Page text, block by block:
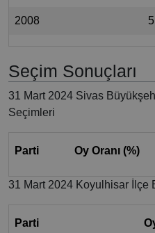
2008
Seçim Sonuçları
31 Mart 2024 Sivas
Seçimleri
Parti Oy Oranı (%)
31 Mart 2024 Koyulhisar İlçe
Parti